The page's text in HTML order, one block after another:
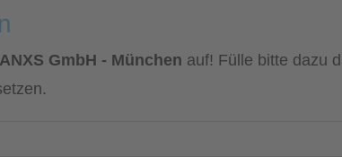
GmbH - München auf! Fülle bitte dazu